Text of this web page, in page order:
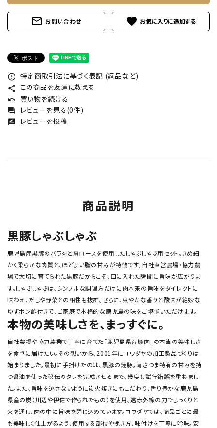
mail_outline お問い合わせ favorite
error_outline 特定商取引法に基づく表記 (返品など)
share この商品を友達に教える
undo 買い物を続ける
forum レビューを見る(0件)
rate_review レビューを投稿
商品説明
黒豚しゃぶしゃぶ
鹿児島産黒豚のバラ肉と肩ロースを使用したしゃぶしゃぶ用セット。きめ細
かく柔らかな肉質と、ほどよい脂の甘みが特徴です。自社直営農場・協力農
場で大切に育てられた黒豚だからこそ、口に入れた瞬間に旨味が広がりま
す。しゃぶしゃぶは、シンプルな調理方だけに肉本来の旨味をダイレクトに
味わえ、だしや野菜との相性も抜群。さらに、爽やかな香りと酸味が絶妙な
ゆずポン酢付きで、ご家庭で本格的な鹿児島の味をご堪能いただけます。
本物の美味しさを、まっすぐに。
自社農場や協力農業で丁寧に育てた「鹿児島県産豚肉」の本当の美味しさ
を食卓に届けたい。その想いから、2001年にコワダヤの加工製品づくりは
始まりました。最初に手掛けたのは、黒豚の焼豚。南さつま特有の甘みを持
つ醤油を使った秘伝のタレを完成させるまで、幾度も試行錯誤を重ねまし
た。また、旨味を逃さないように炭火焼きにもこだわり、香り豊かな鹿児島
県産の炭（川辺や伊佐で作られたもの）を使用。遠赤外線の力でじっくりと
火を通し、肉の中に旨味を閉じ込めています。コワダヤでは、商品ごとに最
も美味しく仕上がるよう、使用する部位や挽き方、味付けを丁寧に吟味。安